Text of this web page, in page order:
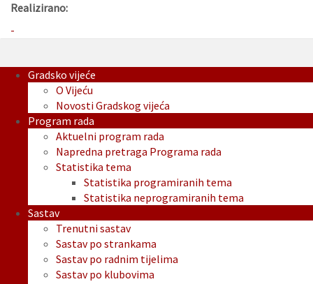
Realizirano:
-
Gradsko vijeće
O Vijeću
Novosti Gradskog vijeća
Program rada
Aktuelni program rada
Napredna pretraga Programa rada
Statistika tema
Statistika programiranih tema
Statistika neprogramiranih tema
Sastav
Trenutni sastav
Sastav po strankama
Sastav po radnim tijelima
Sastav po klubovima